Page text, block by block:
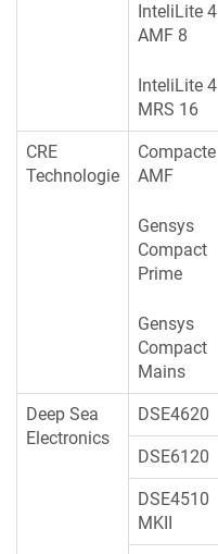
InteliLite 4
AMF 8
InteliLite 4
MRS 16
CRE
Technologie
Compacte
AMF
Gensys
Compact
Prime
Gensys
Compact
Mains
Deep Sea
Electronics
DSE4620
DSE6120
DSE4510
MKII